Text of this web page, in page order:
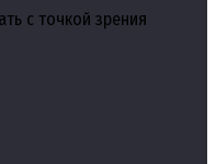
с точкой зрения